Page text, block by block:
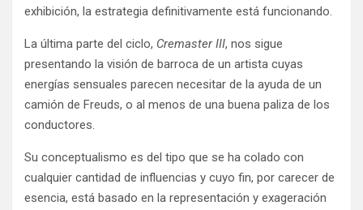
exhibición, la estrategia definitivamente está funcionando.
La última parte del ciclo, Cremaster III, nos sigue
presentando la visión de barroca de un artista cuyas
energías sensuales parecen necesitar de la ayuda de un
camión de Freuds, o al menos de una buena paliza de los
conductores.
Su conceptualismo es del tipo que se ha colado con
cualquier cantidad de influencias y cuyo fin, por carecer de
esencia, está basado en la representación y exageración